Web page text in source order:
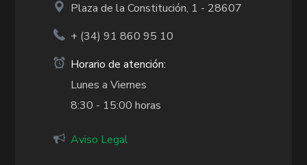
Plaza de la Constitución, 1 - 28607
+ (34)91 860 95 10
Horario de atención:
Lunes a Viernes
8:30 - 15:00 horas
Aviso Legal